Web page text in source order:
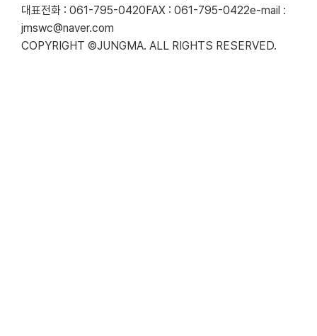
대표전화 : 061-795-0420FAX : 061-795-0422e-mail :
jmswc@naver.com
COPYRIGHT ©JUNGMA. ALL RIGHTS RESERVED.